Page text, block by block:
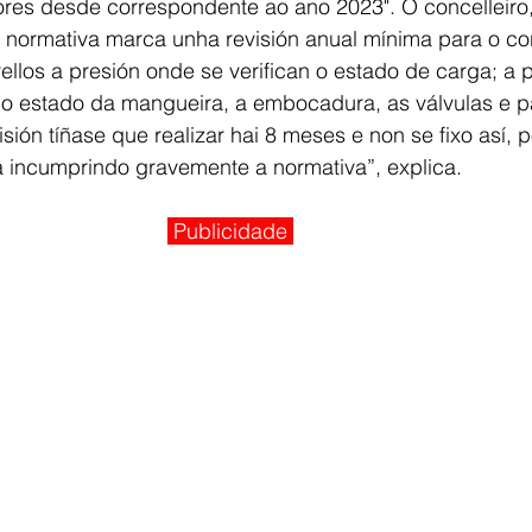
desde correspondente ao ano 2023". O
marca unha revisión anual mínima para o
a presión onde se verifican o estado de carga; a
estado da mangueira, a embocadura, as válvulas e
tíñase que realizar hai 8 meses e non se fixo así,
gravemente a normativa”, explica.
Publicidade